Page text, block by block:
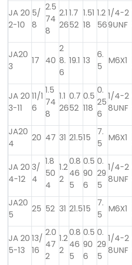
JA 20
2-10
5/
8
2.5
74
8
2.1
26
1.7
52
1.51
18
1.2
56
1/4-2
9UNF
JA20
3
17 40
2
8.
6
19.1 13
6.
5
M6X1
JA 20
3-11
11/1
6
1.5
74
8
1.1
26
0.7
52
0.5
118
0.
25
6
1/4-2
8UNF
JA20
4
20 47 31 21.515
7.
5
M6X1
JA 20
4-12
3/
4
1.8
50
4
1.2
2
0.8
46
5
0.5
90
6
0.
29
5
1/4-2
8UNF
JA20
5
25 52 31 21.515
7.
5
M6X1
JA 20
5-13
13/
16
2.0
47
2
1.2
2
0.8
46
5
0.5
90
6
0.
29
5
1/4-2
8UNF